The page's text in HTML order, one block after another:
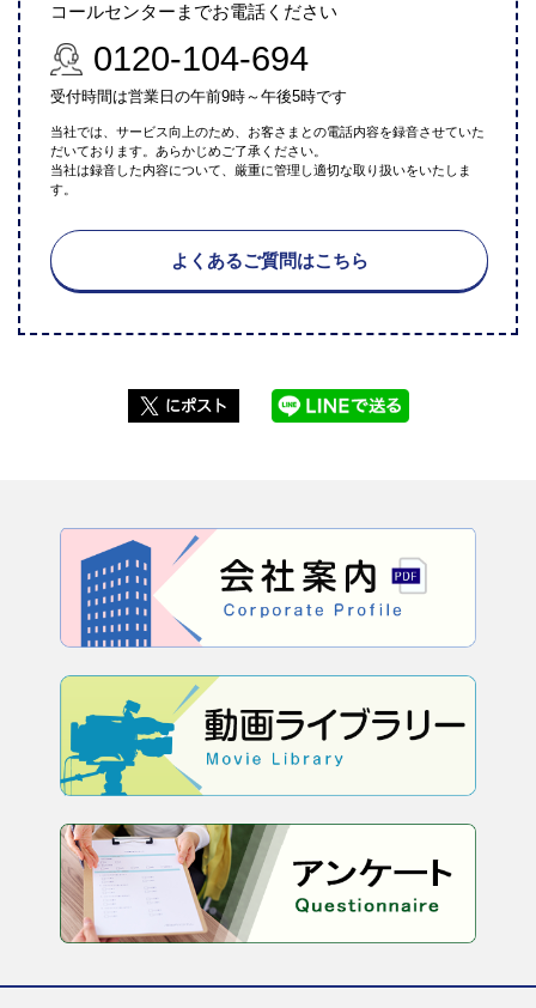
コールセンターまでお電話ください
0120-104-694
受付時間は営業日の午前9時～午後5時です
当社では、サービス向上のため、お客さまとの電話内容を録音させていた
だいております。あらかじめご了承ください。
当社は録音した内容について、厳重に管理し適切な取り扱いをいたしま
す。
よくあるご質問はこちら